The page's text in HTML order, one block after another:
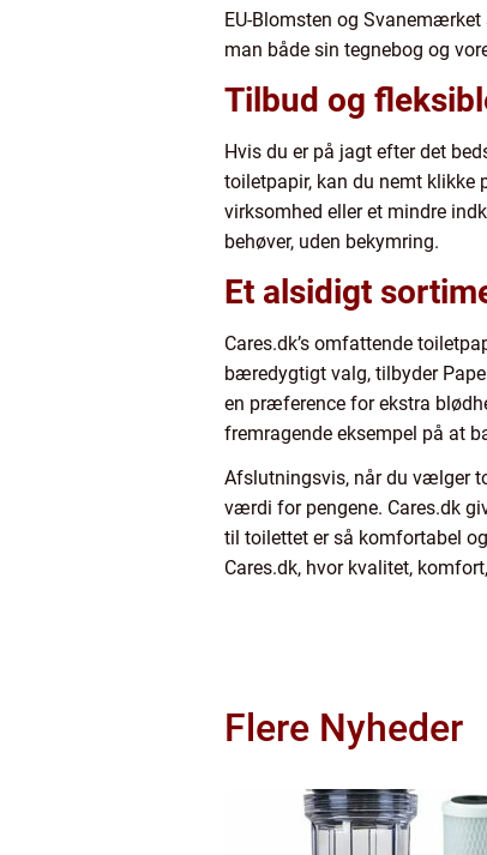
EU-Blomsten og
man både sin tegnebog og
Tilbud og
Hvis du er på jagt efter det
toiletpapir, kan du nemt klikke
virksomhed eller et mindre
behøver, uden bekymring.
Et alsidigt
Cares.dk’s omfattende
bæredygtigt valg, tilbyder
en præference for ekstra
fremragende eksempel på at
Afslutningsvis, når du vælger
værdi for pengene. Cares.dk
til toilettet er så komfortabel
Cares.dk, hvor kvalitet,
Flere Nyheder